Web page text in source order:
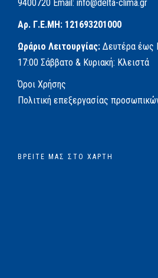
9400720 Email: info@delta-clima.gr
Αρ. Γ.Ε.ΜΗ: 121693201000
Ωράριο Λειτουργίας: Δευτέρα έως
17:00 Σάββατο & Κυριακή: Κλειστά
Όροι Χρήσης
Πολιτική επεξεργασίας
ΒΡΕΊΤΕ ΜΑΣ ΣΤΟ ΧΆΡΤΗ